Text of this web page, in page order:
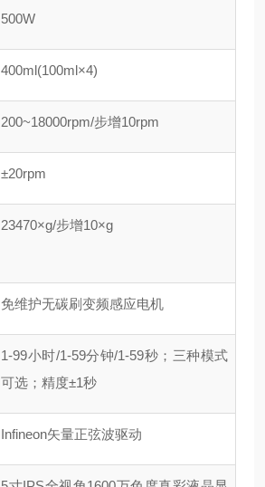
500W
400ml(100ml×4)
200~18000rpm/步增10rpm
±20rpm
23470×g/步增10×g
免维护无碳刷变频感应电机
1-99小时/1-59分钟/1-59秒；三种模式
可选；精度±1秒
Infineon矢量正弦波驱动